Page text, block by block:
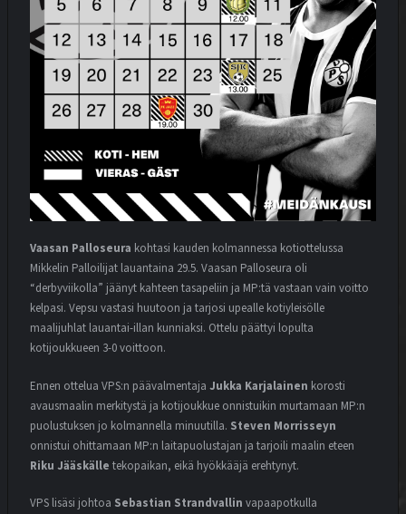
Vaasan Palloseura kohtasi kauden kolmannessa kotiottelussa
Mikkelin Palloilijat lauantaina 29.5. Vaasan Palloseura oli
“derbyviikolla” jäänyt kahteen tasapeliin ja MP:tä vastaan vain voitto
kelpasi. Vepsu vastasi huutoon ja tarjosi upealle kotiyleisölle
maalijuhlat lauantai-illan kunniaksi. Ottelu päättyi lopulta
kotijoukkueen 3-0 voittoon.
Ennen ottelua VPS:n päävalmentaja Jukka Karjalainen korosti
avausmaalin merkitystä ja kotijoukkue onnistuikin murtamaan MP:n
puolustuksen jo kolmannella minuutilla. Steven Morrisseyn
onnistui ohittamaan MP:n laitapuolustajan ja tarjoili maalin eteen
Riku Jääskälle tekopaikan, eikä hyökkääjä erehtynyt.
VPS lisäsi johtoa Sebastian Strandvallin vapaapotkulla